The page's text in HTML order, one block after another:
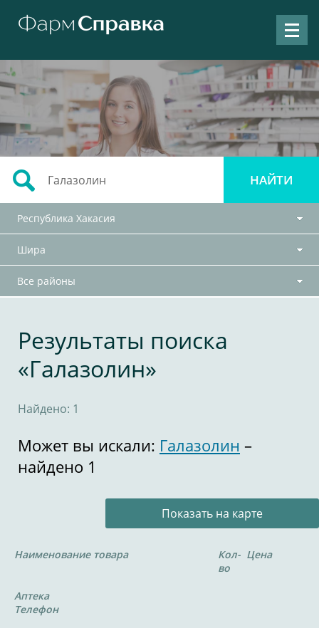
Республика Хакасия
Шира
Все районы
Результаты поиска
«Галазолин»
Найдено: 1
Может вы искали: Галазолин –
найдено 1
Показать на карте
Наименование товара
Кол-
во
Цена
Аптека
Телефон